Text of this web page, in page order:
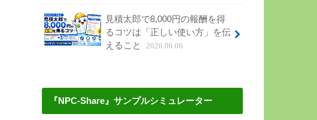
見積太郎で8,000円の報酬を得
るコツは「正しい使い方」を伝
えること
2026.06.06
『NPC-Share』サンプルシミュレーター